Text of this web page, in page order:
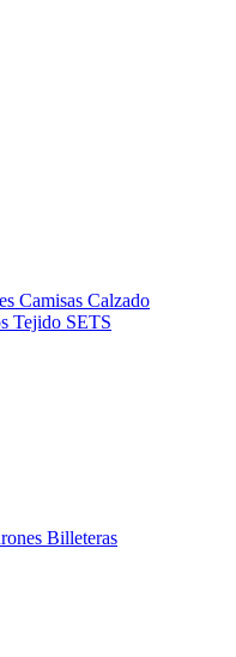
Camisas Calzado
Tejido SETS
Billeteras